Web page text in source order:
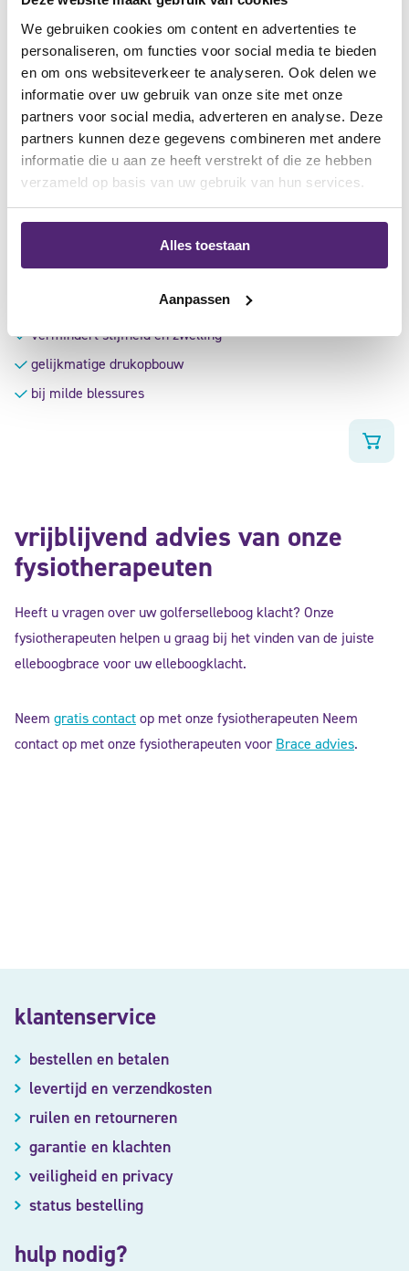
We gebruiken cookies om content en advertenties te
personaliseren, om functies voor social media te bieden
en om ons websiteverkeer te analyseren. Ook delen we
informatie over uw gebruik van onze site met onze
partners voor social media, adverteren en analyse. Deze
partners kunnen deze gegevens combineren met andere
informatie die u aan ze heeft verstrekt of die ze hebben
verzameld op basis van uw gebruik van hun services.
Alles toestaan
Aanpassen
aanbieding
Medi Elleboogbrace Strap 40,50 34,20
uit 5
vermindert stijfheid en zwelling
gelijkmatige drukopbouw
bij milde blessures
vrijblijvend advies van onze
fysiotherapeuten
Heeft u vragen over uw golferselleboog klacht? Onze
fysiotherapeuten helpen u graag bij het vinden van de juiste
elleboogbrace voor uw elleboogklacht.
Neem gratis contactop met onze fysiotherapeuten Neem
contact op met onze fysiotherapeuten voorBrace advies.
klantenservice
bestellen en betalen
levertijd en verzendkosten
ruilen en retourneren
garantie en klachten
veiligheid en privacy
status bestelling
hulp nodig?